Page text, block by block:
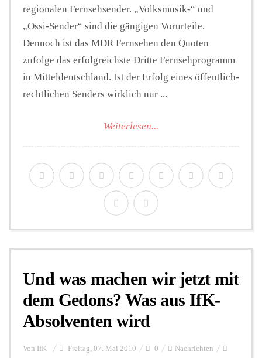
regionalen Fernsehsender. „Volksmusik-“ und
„Ossi-Sender“ sind die gängigen Vorurteile.
Dennoch ist das MDR Fernsehen den Quoten
zufolge das erfolgreichste Dritte Fernsehprogramm
in Mitteldeutschland. Ist der Erfolg eines öffentlich-
rechtlichen Senders wirklich nur ...
Weiterlesen...
Und was machen wir jetzt mit
dem Gedons? Was aus IfK-
Absolventen wird
Von IfK Freitag, 07. Mai 2010 0 Nachrichten